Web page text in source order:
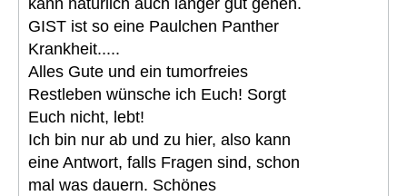
kann natürlich auch länger gut gehen.
GIST ist so eine Paulchen Panther
Krankheit.....
Alles Gute und ein tumorfreies
Restleben wünsche ich Euch! Sorgt
Euch nicht, lebt!
Ich bin nur ab und zu hier, also kann
eine Antwort, falls Fragen sind, schon
mal was dauern. Schönes